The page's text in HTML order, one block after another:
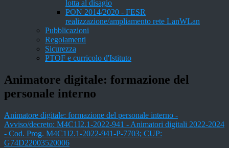
lotta al disagio
PON 2014/2020 - FESR
realizzazione/ampliamento rete LanWLan
Pubblicazioni
Regolamenti
Sicurezza
PTOF e curricolo d'Istituto
Animatore digitale: formazione del
personale interno
Animatore digitale: formazione del personale interno -
Avviso/decreto: M4C1I2.1-2022-941 - Animatori digitali 2022-2024
- Cod. Prog. M4C1I2.1-2022-941-P-7703; CUP:
G74D22003520006